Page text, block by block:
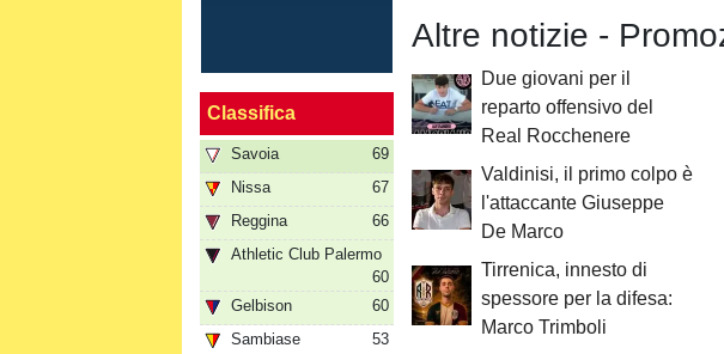
Classifica
Savoia
69
Nissa
67
Reggina
66
Athletic Club Palermo
60
Gelbison
60
Sambiase
53
Altre notizie -
Due giovani per il
reparto offensivo del
Real Rocchenere
Valdinisi, il primo colpo è
l'attaccante Giuseppe
De Marco
Tirrenica, innesto di
spessore per la difesa:
Marco Trimboli